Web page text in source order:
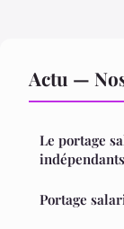
Actu —
Le portage
indépendants
Portage